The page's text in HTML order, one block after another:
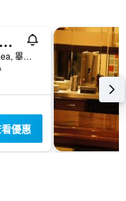
波施飯店畢爾巴都會青年旅舍
Nicolás Alcorta Kalea, 畢爾巴鄂, 比斯開省, 西班牙
優惠